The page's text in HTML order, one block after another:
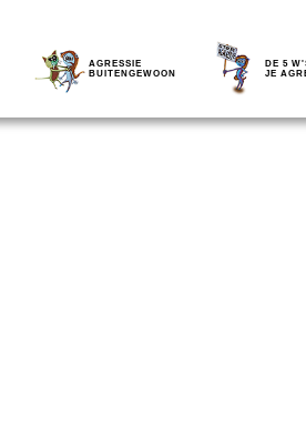
AGRESSIE
BUITENGEWOON
DE 5
JE